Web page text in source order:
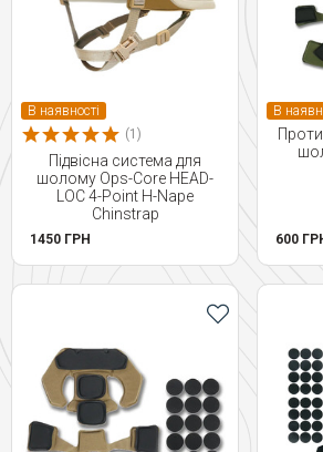
В наявності
(1)
Підвісна система для
шолому Ops-Core HEAD-
LOC 4-Point H-Nape
Chinstrap
1450 ГРН
В
600